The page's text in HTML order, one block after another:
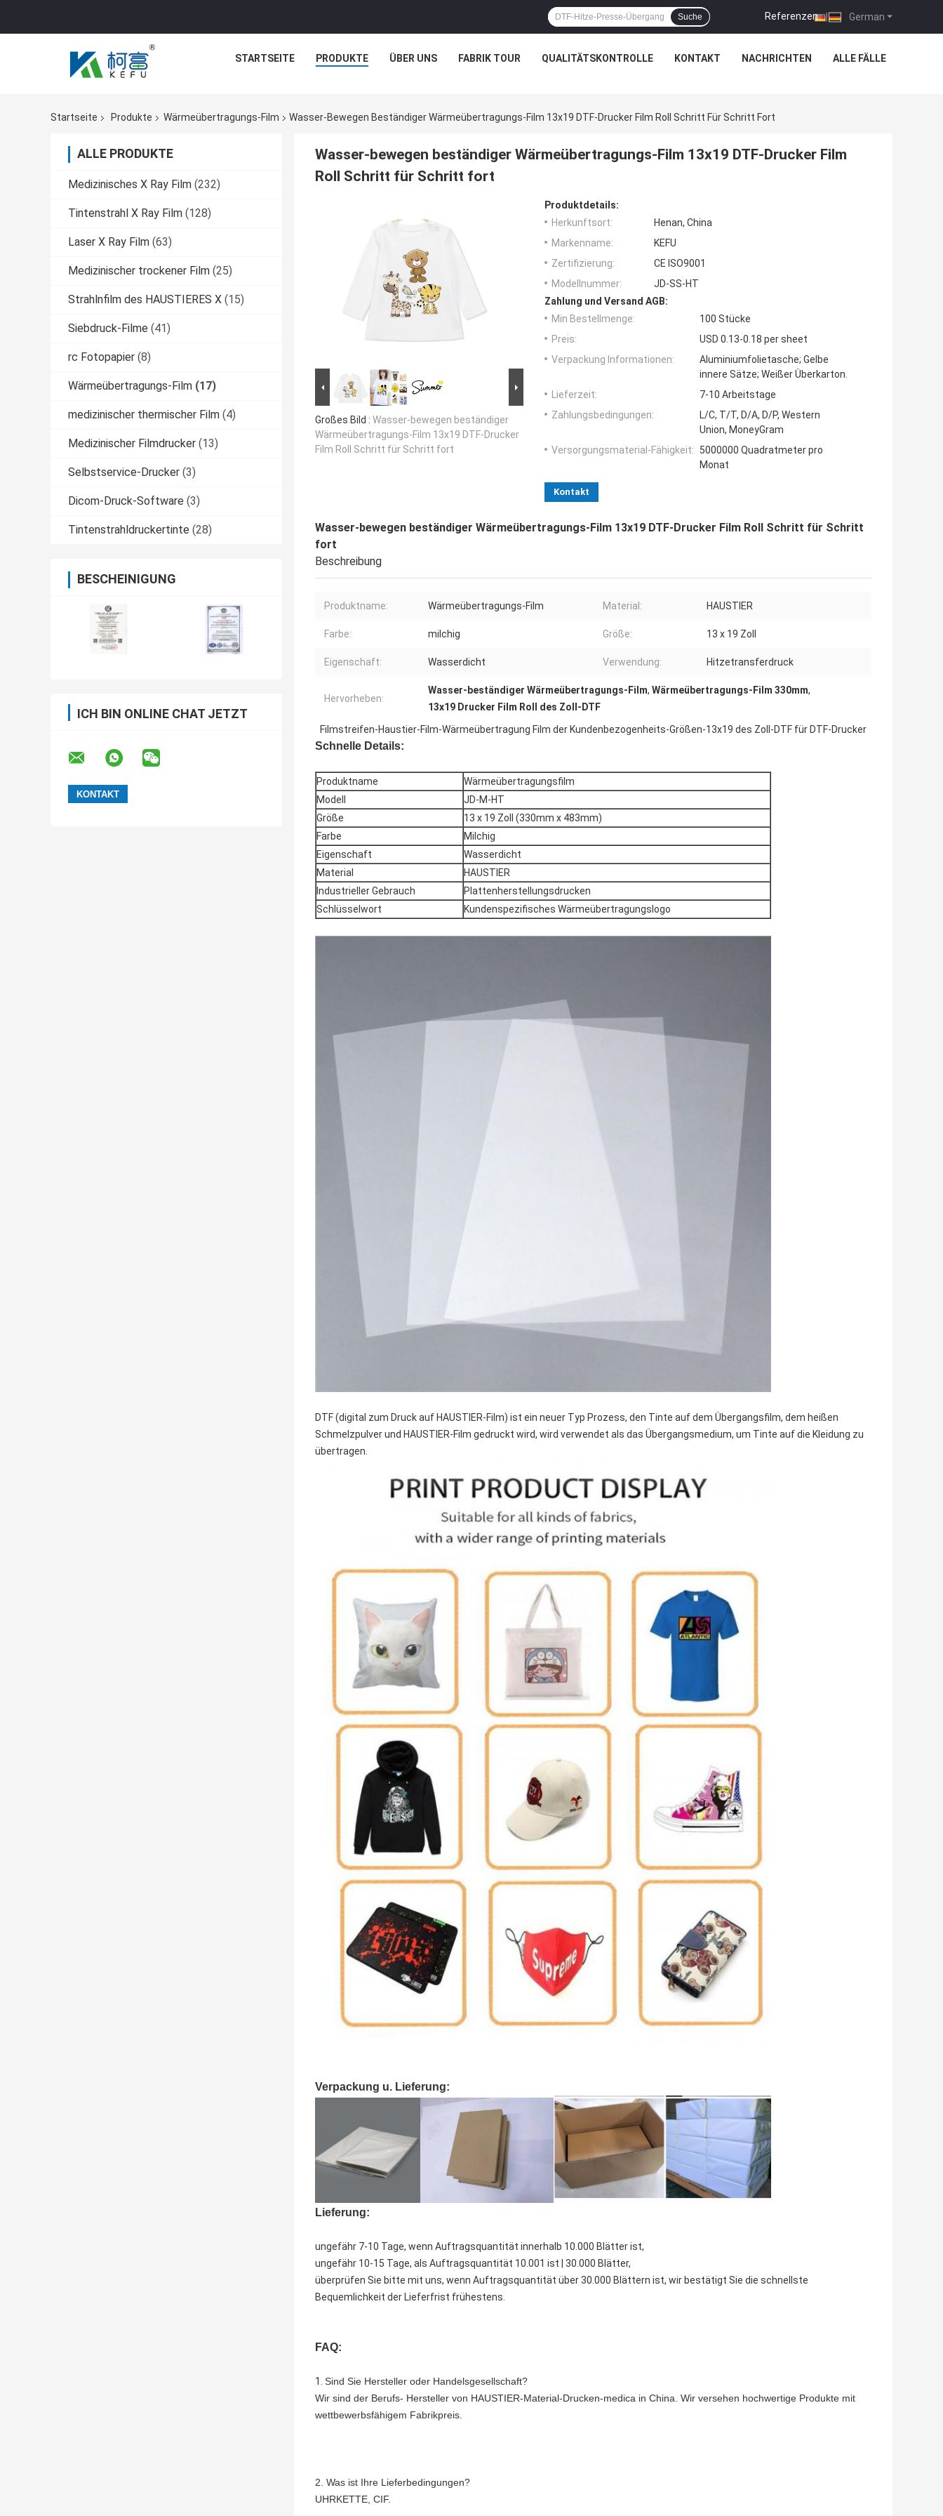
German
Referenzen |
Suche
STARTSEITE PRODUKTE ÜBER UNS FABRIK TOUR QUALITÄTSKONTROLLE KONTAKT NACHRICHTEN ALLE FÄLLE
Startseite Produkte Wärmeübertragungs-Film Wasser-Bewegen Beständiger Wärmeübertragungs-Film 13x19 DTF-Drucker Film Roll Schritt Für Schritt Fort
ALLE PRODUKTE
Medizinisches X Ray Film (232)
Tintenstrahl X Ray Film (128)
Laser X Ray Film (63)
Medizinischer trockener Film (25)
Strahlnfilm des HAUSTIERES X (15)
Siebdruck-Filme (41)
rc Fotopapier (8)
Wärmeübertragungs-Film (17)
medizinischer thermischer Film (4)
Medizinischer Filmdrucker (13)
Selbstservice-Drucker (3)
Dicom-Druck-Software (3)
Tintenstrahldruckertinte (28)
BESCHEINIGUNG
ICH BIN ONLINE CHAT JETZT
Wasser-bewegen beständiger Wärmeübertragungs-Film 13x19 DTF-Drucker Film
Roll Schritt für Schritt fort
Großes Bild : Wasser-bewegen beständiger
Wärmeübertragungs-Film 13x19 DTF-Drucker
Film Roll Schritt für Schritt fort
Produktdetails:
Herkunftsort:
Henan, China
Markenname:
KEFU
Zertifizierung:
CE ISO9001
Modellnummer:
JD-SS-HT
Zahlung und Versand AGB:
Min Bestellmenge:
100 Stücke
Preis:
USD 0.13-0.18 per sheet
Verpackung Informationen:
Aluminiumfolietasche; Gelbe
innere Sätze; Weißer Überkarton.
Lieferzeit:
7-10 Arbeitstage
Zahlungsbedingungen:
L/C, T/T, D/A, D/P, Western
Union, MoneyGram
Versorgungsmaterial-Fähigkeit:
5000000 Quadratmeter pro
Monat
Kontakt
Wasser-bewegen beständiger Wärmeübertragungs-Film 13x19 DTF-Drucker Film Roll Schritt für Schritt
fort
Beschreibung
Produktname: Wärmeübertragungs-Film Material: HAUSTIER
Farbe: milchig Größe: 13 x 19 Zoll
Eigenschaft: Wasserdicht Verwendung: Hitzetransferdruck
Hervorheben:
Wasser-beständiger Wärmeübertragungs-Film, Wärmeübertragungs-Film 330mm,
13x19 Drucker Film Roll des Zoll-DTF
Filmstreifen-Haustier-Film-Wärmeübertragung Film der Kundenbezogenheits-Größen-13x19 des Zoll-DTF für DTF-Drucker
Schnelle Details:
Produktname
Wärmeübertragungsfilm
Modell
JD-M-HT
Größe
13 x 19 Zoll (330mm x 483mm)
Farbe
Milchig
Eigenschaft
Wasserdicht
Material
HAUSTIER
Industrieller Gebrauch
Plattenherstellungsdrucken
Schlüsselwort
Kundenspezifisches Wärmeübertragungslogo
DTF (digital zum Druck auf HAUSTIER-Film) ist ein neuer Typ Prozess, den Tinte auf dem Übergangsfilm, dem heißen
Schmelzpulver und HAUSTIER-Film gedruckt wird, wird verwendet als das Übergangsmedium, um Tinte auf die Kleidung zu
übertragen.
Verpackung u. Lieferung:
Lieferung:
ungefähr 7-10 Tage, wenn Auftragsquantität innerhalb 10.000 Blätter ist,
ungefähr 10-15 Tage, als Auftragsquantität 10.001 ist | 30.000 Blätter,
überprüfen Sie bitte mit uns, wenn Auftragsquantität über 30.000 Blättern ist, wir bestätigt Sie die schnellste
Bequemlichkeit der Lieferfrist frühestens.
FAQ:
1. Sind Sie Hersteller oder Handelsgesellschaft?
Wir sind der Berufs- Hersteller von HAUSTIER-Material-Drucken-medica in China. Wir versehen hochwertige Produkte mit
wettbewerbsfähigem Fabrikpreis.
2. Was ist Ihre Lieferbedingungen?
UHRKETTE, CIF.